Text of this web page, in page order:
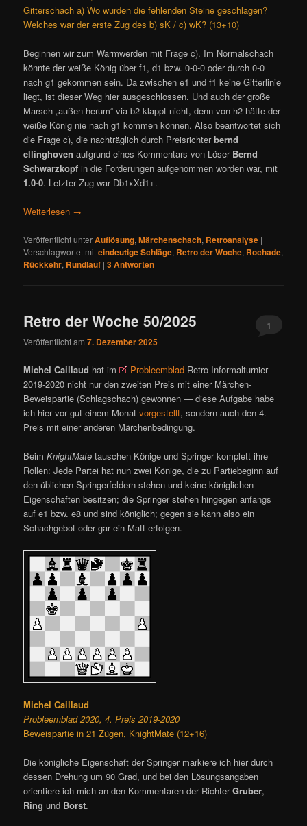
Gitterschach a) Wo wurden die fehlenden Steine geschlagen?
Welches war der erste Zug des b) sK / c) wK? (13+10)
Beginnen wir zum Warmwerden mit Frage c). Im Normalschach
könnte der weiße König über f1, d1 bzw. 0-0-0 oder durch 0-0
nach g1 gekommen sein. Da zwischen e1 und f1 keine Gitterlinie
liegt, ist dieser Weg hier ausgeschlossen. Und auch der große
Marsch „außen herum“ via b2 klappt nicht, denn von h2 hätte der
weiße König nie nach g1 kommen können. Also beantwortet sich
die Frage c), die nachträglich durch Preisrichterbernd
ellinghoven aufgrund eines Kommentars von Löser Bernd
Schwarzkopf in die Forderungen aufgenommen worden war, mit
1.0-0. Letzter Zug war Db1xXd1+.
Weiterlesen →
Veröffentlicht unterAuflösung,Märchenschach, Retroanalyse |
Verschlagwortet miteindeutige Schläge, Retro der Woche, Rochade,
Rückkehr, Rundlauf |3Antworten
Retro der Woche 50/2025
Veröffentlicht am7. Dezember 2025
1
Michel Caillaud hat im Probleemblad Retro-Informalturnier
2019-2020 nicht nur den zweiten Preis mit einer Märchen-
Beweispartie (Schlagschach) gewonnen — diese Aufgabe habe
ich hier vor gut einem Monatvorgestellt, sondern auch den 4.
Preis mit einer anderen Märchenbedingung.
BeimKnightMate tauschen Könige und Springer komplett ihre
Rollen: Jede Partei hat nun zwei Könige, die zu Partiebeginn auf
den üblichen Springerfeldern stehen und keine königlichen
Eigenschaften besitzen; die Springer stehen hingegen anfangs
auf e1 bzw. e8 und sind königlich; gegen sie kann also ein
Schachgebot oder gar ein Matt erfolgen.
Michel Caillaud
Probleemblad 2020, 4. Preis 2019-2020
Beweispartie in 21 Zügen, KnightMate (12+16)
Die königliche Eigenschaft der Springer markiere ich hier durch
dessen Drehung um 90 Grad, und bei den Lösungsangaben
orientiere ich mich an den Kommentaren der RichterGruber,
Ring und Borst.